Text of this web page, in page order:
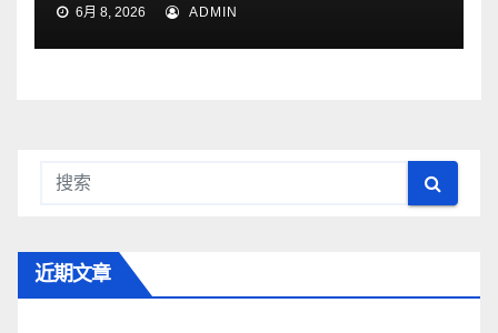
6月 8, 2026 ADMIN
近期文章